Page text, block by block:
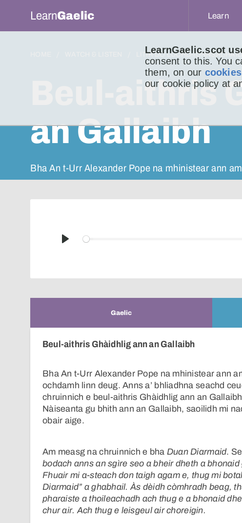
LearnGaelic.scot
consent to this. You
them, on our
our cookie policy at
LearnGaelic Learn
LITIR DO LUCHD-
Beul-aithris
an Gallaibh
Bha An t-Urr Alexander Pope na mhinistear ann
Play
Gaelic
Beul-aithris Ghàidhlig ann an Gallaibh
Bha An t-Urr Alexander Pope na mhinistear ann
ochdamh linn deug. Anns a’ bhliadhna seachd
chruinnich e beul-aithris Ghàidhlig ann an
Nàiseanta gu bhith ann an Gallaibh, saoilidh mi
obair aige.
Am measg na chruinnich e bha Duan Diarmaid.
bodach anns an sgìre seo a bheir dheth a
Fhuair mi a-steach don taigh agam e, thug mi
Diarmaid” a ghabhail. Às dèidh còmhradh beag,
pharaiste a thoileachadh ach thug e a bhonaid
chur air. Ach thug e leisgeul air choreigin.